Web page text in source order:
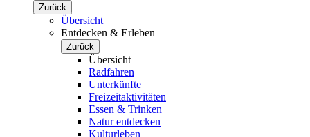
Zurück
Übersicht
Entdecken & Erleben
Zurück
Übersicht
Radfahren
Unterkünfte
Freizeitaktivitäten
Essen & Trinken
Natur entdecken
Kulturleben